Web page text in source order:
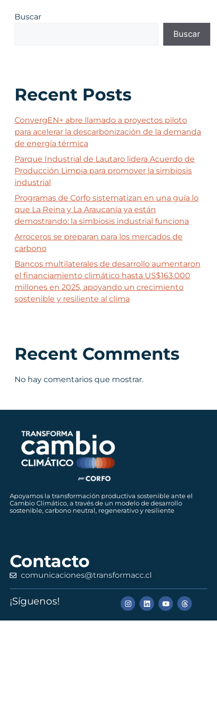
Buscar
Buscar
Recent Posts
ConvergEN+ abre llamado a proyectos piloto
para acelerar la descarbonización de la demanda
de energía térmica
Parque Industrial de Lautaro lidera Acuerdo de
Producción Limpia para promover la simbiosis
industrial
Programas de Corfo sistematizan en una guía lo
que La Reina y La Araucanía ya están
demostrando: la simbiosis industrial funciona
Arroceros se preparan para los mercados de
carbono
Bancos multilaterales de desarrollo aumentaron
el financiamiento climático hasta US$163.000
millones en 2025, apoyando un crecimiento
sostenible y resiliente al clima
Recent Comments
No hay comentarios que mostrar.
Apoyamos la transformación productiva sostenible ante el
Cambio Climático, a través de un modelo de desarrollo
sostenible, carbono neutral, regenerativo y resiliente
Contacto
comunicaciones@transformacc.cl
¡Síguenos!